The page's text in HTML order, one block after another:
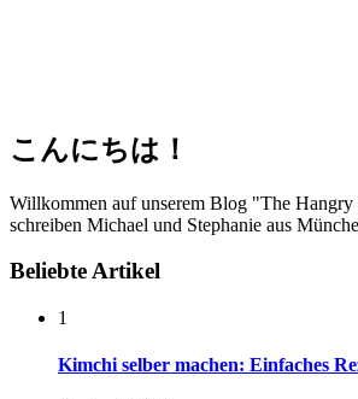
こんにちは！
Willkommen auf unserem Blog "The
schreiben Michael und Stephanie aus
Beliebte Artikel
1
Kimchi selber machen: Einfaches